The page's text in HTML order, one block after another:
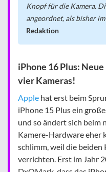
Knopf für die Kamera.
angeordnet, als bisher
Redaktion
iPhone 16 Plus:
vier Kameras!
Apple hat erst beim
iPhone 15 Plus ein
und so ändert sich beim
Kamere-Hardware eher
schlimm, weil die
verrichten. Erst im Jahr